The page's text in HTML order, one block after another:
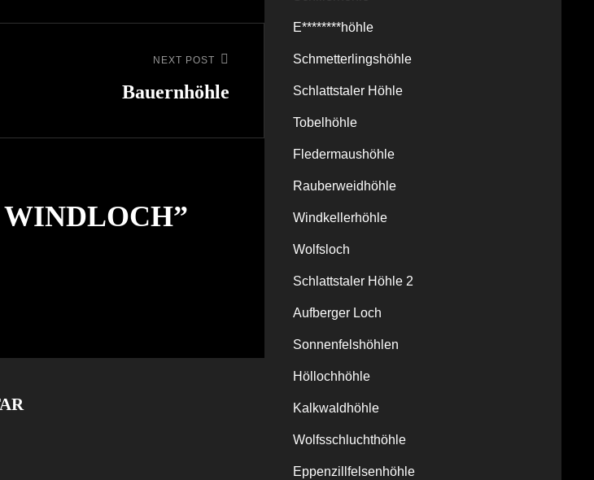
NEXT POST
Bauernhöhle
”
E********höhle
Schmetterlingshöhle
Schlattstaler Höhle
Tobelhöhle
Fledermaushöhle
Rauberweidhöhle
Windkellerhöhle
Wolfsloch
Schlattstaler Höhle 2
Aufberger Loch
Sonnenfelshöhlen
Höllochhöhle
Kalkwaldhöhle
Wolfsschluchthöhle
Eppenzillfelsenhöhle